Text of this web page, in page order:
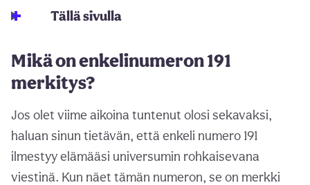
Tällä sivulla
Mikä on enkelinumeron 191
merkitys?
Jos olet viime aikoina tuntenut olosi sekavaksi,
haluan sinun tietävän, että enkeli numero 191
ilmestyy elämääsi universumin rohkaisevana
viestinä. Kun näet tämän numeron, se on merkki